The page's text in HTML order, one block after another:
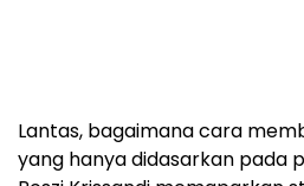
Lantas, bagaimana cara
yang hanya didasarkan pada